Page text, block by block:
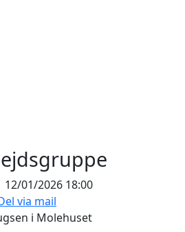
12/01/2026 18:00
via mail
i Molehuset